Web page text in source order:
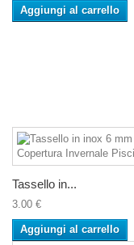
Aggiungi al carrello
Tassello in...
3.00 €
Aggiungi al carrello